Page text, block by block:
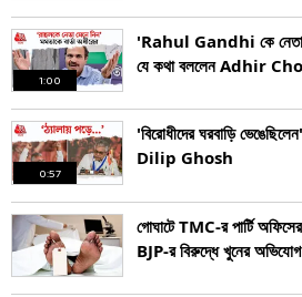
1:00
'Rahul Gandhi কে
যে কথা বললেন Adhir
0:57
'বিরোধীদের ঘরবাড়ি
Dilip Ghosh
গোঘাটে TMC-র পার্টি
BJP-র বিরুদ্ধে খুনের অভিযোগ